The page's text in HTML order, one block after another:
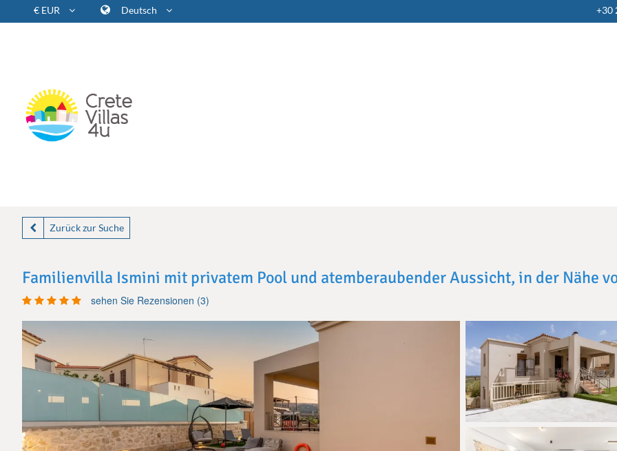
€ EUR Deutsch +30
Zurück zur Suche
Familienvilla Ismini mit privatem Pool und atemberaubender Aussicht, in der Nähe
sehen Sie Rezensionen (3)